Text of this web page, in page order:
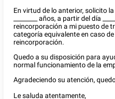
En virtud de lo anterior, solicito
años, a partir del día
reincorporación a mi puesto de
categoría equivalente en caso
reincorporación.
Quedo a su disposición para
normal funcionamiento de la
Agradeciendo su atención,
Le saluda atentamente,